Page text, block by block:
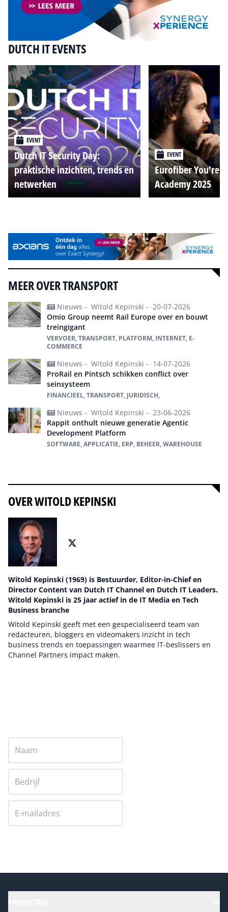
DUTCH IT EVENTS
EVENT
Dutch IT Security Day:
praktische inzichten, trends en
netwerken
EVENT
Eurofiber You're
Academy 2025
MEER OVER TRANSPORT
Nieuws - Witold Kepinski - 20-07-2026
Omio Group neemt Rail Europe over en bouwt
treingigant
VERVOER, TRANSPORT, PLATFORM, INTERNET, E-
COMMERCE
Nieuws - Witold Kepinski - 14-07-2026
ProRail en Pintsch schikken conflict over
seinsysteem
FINANCIEEL, TRANSPORT, JURIDISCH,
Nieuws - Witold Kepinski - 23-06-2026
Rappit onthult nieuwe generatie Agentic
Development Platform
SOFTWARE, APPLICATIE, ERP, BEHEER, WAREHOUSE
OVER WITOLD KEPINSKI
Witold Kepinski (1969) is Bestuurder, Editor-in-Chief en
Director Content van Dutch IT Channel en Dutch IT Leaders.
Witold Kepinski is 25 jaar actief in de IT Media en Tech
Business branche
Witold Kepinski geeft met een gespecialiseerd team van
redacteuren, bloggers en videomakers inzicht in tech
business trends en toepassingen waarmee IT-beslissers en
Channel Partners impact maken.